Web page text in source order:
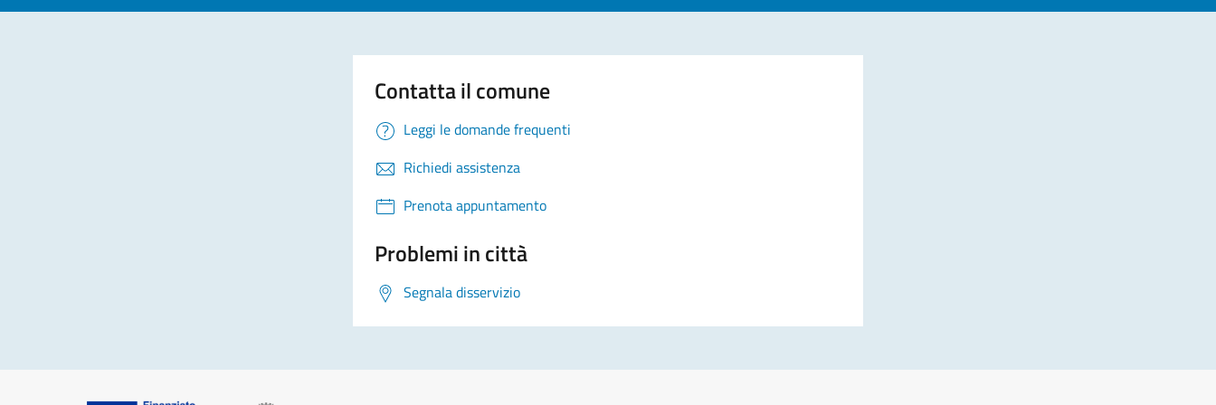
Contatta il comune
Leggi le domande frequenti
Richiedi assistenza
Prenota appuntamento
Problemi in città
Segnala disservizio